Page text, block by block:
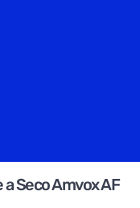
a Seco Amvox AF